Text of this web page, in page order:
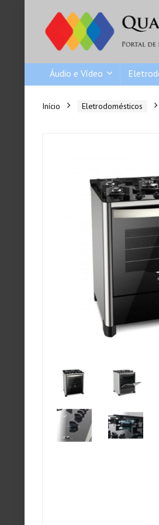
Áudio e Vídeo
Início Eletrodomésticos